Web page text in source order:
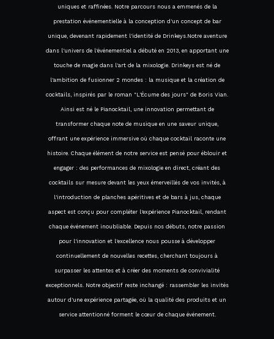
uniques et raffinées. Notre parcours nous a emmenés de la
prestation événementielle à la conception d'un concept de bar
unique, devenant rapidement l'identité de Drinkeys.Notre aventure
dans l'univers de l'événementiel a débuté en 2013, en apportant une
touche de magie dans l'art de la mixologie. Drinkeys est né de
l'ambition de fusionner 2 mondes : la musique et la création de
cocktails, inspirés par le roman "L'Écume des jours" de Boris Vian.
Ainsi est né le Pianocktail, une innovation permettant de
transformer chaque note de musique en une saveur unique,
offrant une expérience immersive où chaque cocktail raconte une
histoire. Chaque élément de notre service est pensé pour éblouir et
engager : des performances de mixologie en direct, créant des
cocktails sur mesure devant les yeux émerveillés de vos invités, à
l'introduction de planches apéritives et de bars à jus, chaque
aspect est conçu pour compléter l'expérience Pianocktail, rendant
chaque événement inoubliable. Depuis nos débuts, notre passion
pour l'innovation et l'excellence nous pousse à développer
continuellement de nouvelles recettes, cherchant toujours à
surpasser les attentes et à créer des moments de convivialité
exceptionnels. Notre objectif reste inchangé : rassembler les invités
autour d'une expérience partagée, où la qualité des produits et un
service attentionné forment le cœur de chaque événement.